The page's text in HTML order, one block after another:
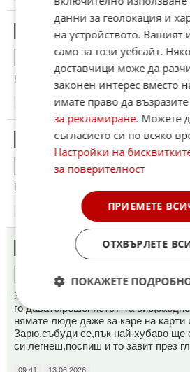
Нас червеното знаме
ОТГОВОР
Който и да подкрепим, файда няма.
13.06.2026
Ах Ох
ОТГОВОР
Крум Страшни Коткоубиеца,
13.06.2026
Симеон
Зарю,Зарю с кого да гледате,с
го давате,решението? Та
нямате люде даже за каре на
Зарю,събуди се,пък най-хубаво ще
си легнеш,поспиш и то завит през
09:41 13.06.2026
данни за геолокация и
на устройството. Вашият
само за този уебсайт.
доставчици може да
законен интерес вместо
имате право да
за рекламиране. Можете
съгласието си по всяко
Настройки на
за поверителност
ПРИЕМЕТЕ
ОТХВЪРЛЕТЕ
ПОКАЖЕТЕ